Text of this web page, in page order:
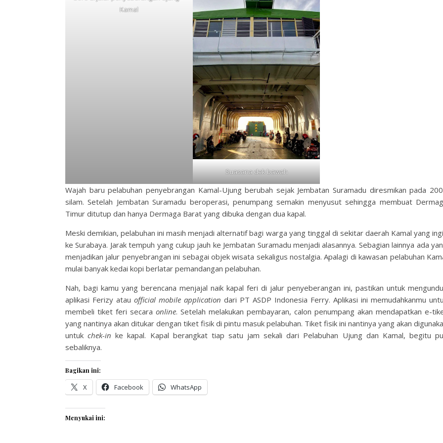
Kamal
Suasana dek bawah
Wajah baru pelabuhan penyebrangan Kamal-Ujung berubah sejak Jembatan Suramadu diresmikan pada
silam. Setelah Jembatan Suramadu beroperasi, penumpang semakin menyusut sehingga membuat
Timur ditutup dan hanya Dermaga Barat yang dibuka dengan dua kapal.
Meski demikian, pelabuhan ini masih menjadi alternatif bagi warga yang tinggal di sekitar daerah Kamal yang
ke Surabaya. Jarak tempuh yang cukup jauh ke Jembatan Suramadu menjadi alasannya. Sebagian lainnya ada
menjadikan jalur penyebrangan ini sebagai objek wisata sekaligus nostalgia. Apalagi di kawasan pelabuhan
mulai banyak kedai kopi berlatar pemandangan pelabuhan.
Nah, bagi kamu yang berencana menjajal naik kapal feri di jalur penyeberangan ini, pastikan untuk
aplikasi Ferizy atau official mobile application dari PT ASDP Indonesia Ferry. Aplikasi ini memudahkanmu
membeli tiket feri secara online. Setelah melakukan pembayaran, calon penumpang akan mendapatkan e-
yang nantinya akan ditukar dengan tiket fisik di pintu masuk pelabuhan. Tiket fisik ini nantinya yang akan
untukchek-in ke kapal. Kapal berangkat tiap satu jam sekali dari Pelabuhan Ujung dan Kamal, begitu
sebaliknya.
Bagikan ini:
X Facebook WhatsApp
Menyukai ini: